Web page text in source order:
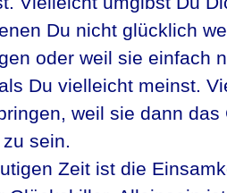
Du nicht glücklich
oder weil sie einfach
Du vielleicht meinst.
weil sie dann
sein.
Zeit ist die